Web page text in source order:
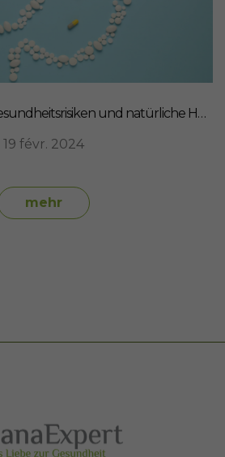
Helicobacter pylori: Gesundheitsrisiken und natürliche Heilmittel
19 févr. 2024
mehr